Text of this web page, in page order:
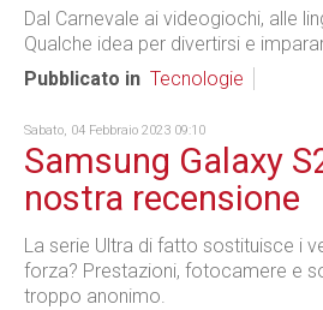
Dal Carnevale ai videogiochi, alle
Qualche idea per divertirsi e
Pubblicato in Tecnologie
Sabato, 04 Febbraio 2023 09:10
Samsung Galaxy
nostra recensione
La serie Ultra di fatto sostituisce i
forza? Prestazioni, fotocamere e
troppo anonimo.